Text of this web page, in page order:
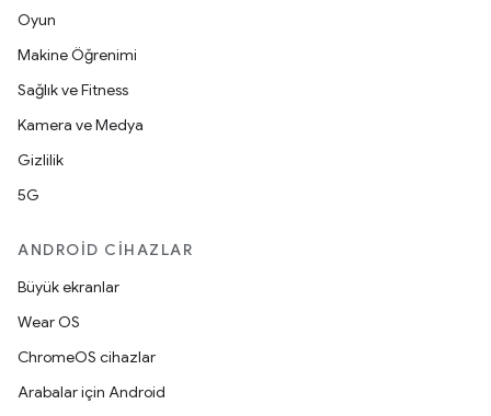
Oyun
Makine Öğrenimi
Sağlık ve Fitness
Kamera ve Medya
Gizlilik
5G
ANDROID CIHAZLAR
Büyük ekranlar
Wear OS
ChromeOS cihazlar
Arabalar için Android